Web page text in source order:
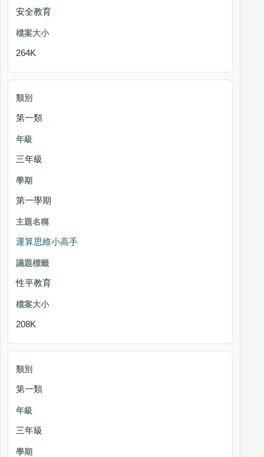
安全教育
264K
第一類
三年級
第一學期
運算思維小高手
性平教育
208K
第一類
三年級